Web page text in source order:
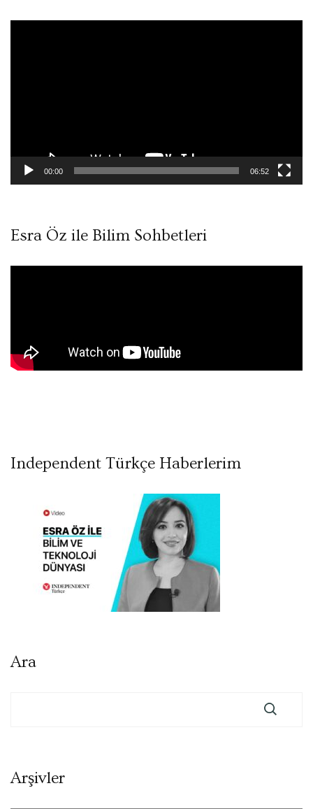
00:00 06:52
Esra Öz ile Bilim Sohbetleri
Independent Türkçe Haberlerim
Ara
ArşivlerArşivler